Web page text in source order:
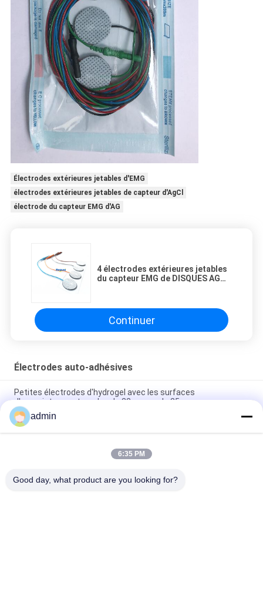
Électrodes extérieures jetables d'EMG
électrodes extérieures jetables de capteur d'AgCl
électrode du capteur EMG d'AG
4 électrodes extérieures jetables
du capteur EMG de DISQUES AG
Continuer
Électrodes auto-adhésives
Petites électrodes d'hydrogel avec les surfaces
d'enregistrement rondes de 22mm ou de 25mm
Les électrodes extérieures jetables ont pré gélifié la torsion de
rond d'Ag/AgCl pour l'EMG
REP-1.5D-02 électrodes auto-adhésives Tab Electrode White
admin
6:35 PM
Good day, what product are you looking for?